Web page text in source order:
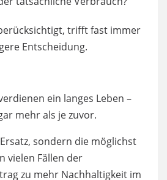
trifft fast immer
Entscheidung.
ein langes Leben –
mehr als je zuvor.
sondern die möglichst
vielen Fällen der
zu mehr Nachhaltigkeit im